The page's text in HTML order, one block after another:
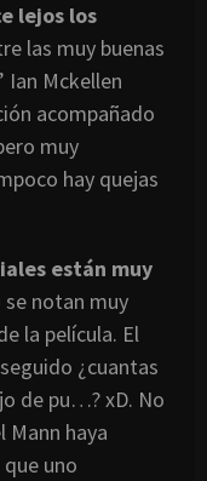
lejos los
las muy buenas
Ian Mckellen
acompañado
muy
hay quejas
están muy
se notan muy
la película. El
¿cuantas
de pu…? xD. No
Mann haya
uno